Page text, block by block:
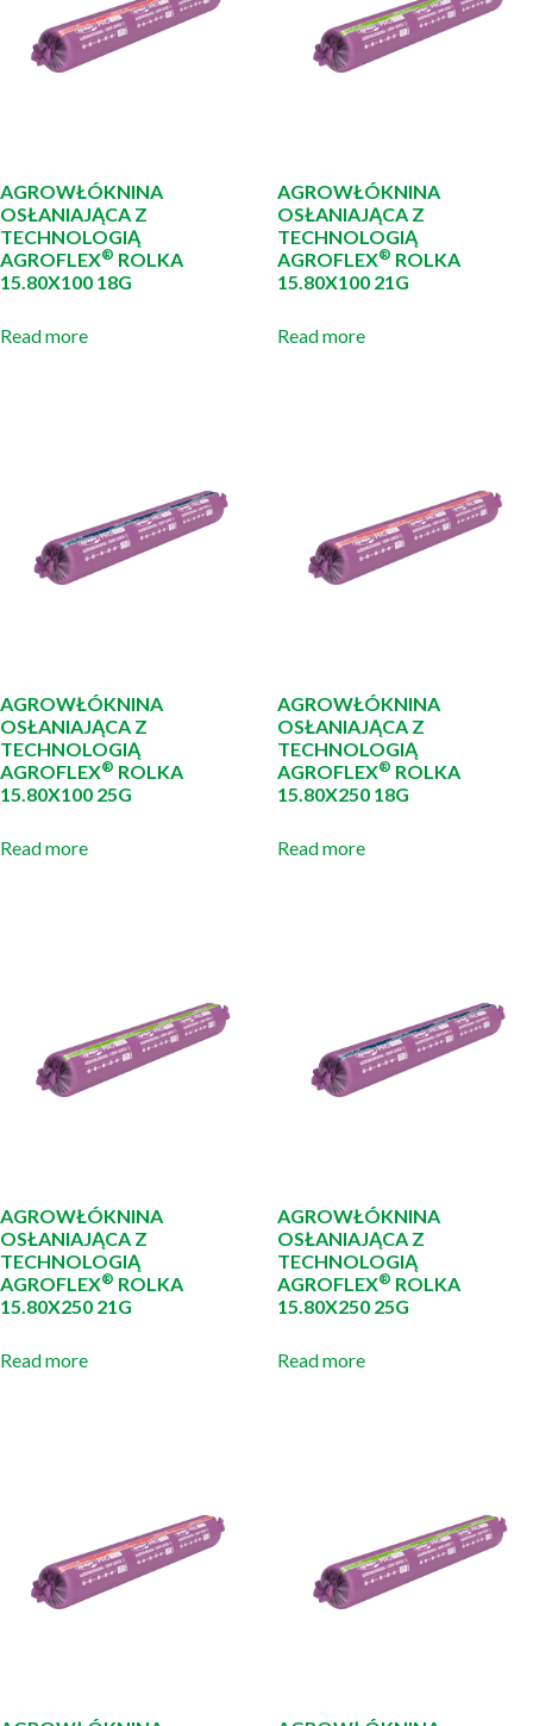
AGROWŁÓKNINA
OSŁANIAJĄCA Z
TECHNOLOGIĄ
AGROFLEX® ROLKA
15.80X100 18G
Read more
AGROWŁÓKNINA
OSŁANIAJĄCA Z
TECHNOLOGIĄ
AGROFLEX® ROLKA
15.80X100 21G
Read more
AGROWŁÓKNINA
OSŁANIAJĄCA Z
TECHNOLOGIĄ
AGROFLEX® ROLKA
15.80X100 25G
Read more
AGROWŁÓKNINA
OSŁANIAJĄCA Z
TECHNOLOGIĄ
AGROFLEX® ROLKA
15.80X250 18G
Read more
AGROWŁÓKNINA
OSŁANIAJĄCA Z
TECHNOLOGIĄ
AGROFLEX® ROLKA
15.80X250 21G
Read more
AGROWŁÓKNINA
OSŁANIAJĄCA Z
TECHNOLOGIĄ
AGROFLEX® ROLKA
15.80X250 25G
Read more